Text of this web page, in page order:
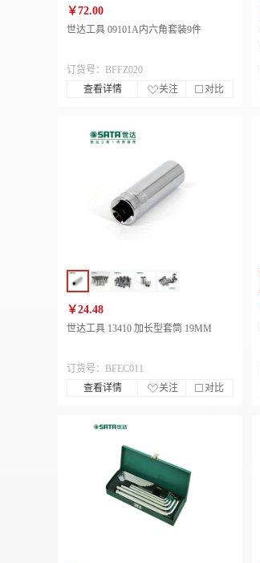
￥72.00
世达工具 09101A内六角套装9件
订货号：BFFZ020
查看详情
关注 对比
￥24.48
世达工具 13410 加长型套筒 19MM
订货号：BFEC011
查看详情
关注 对比